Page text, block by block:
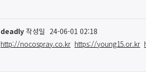
deadly 작성일 24-06-01 02:18
http://nocospray.co.kr https://young15.or.kr